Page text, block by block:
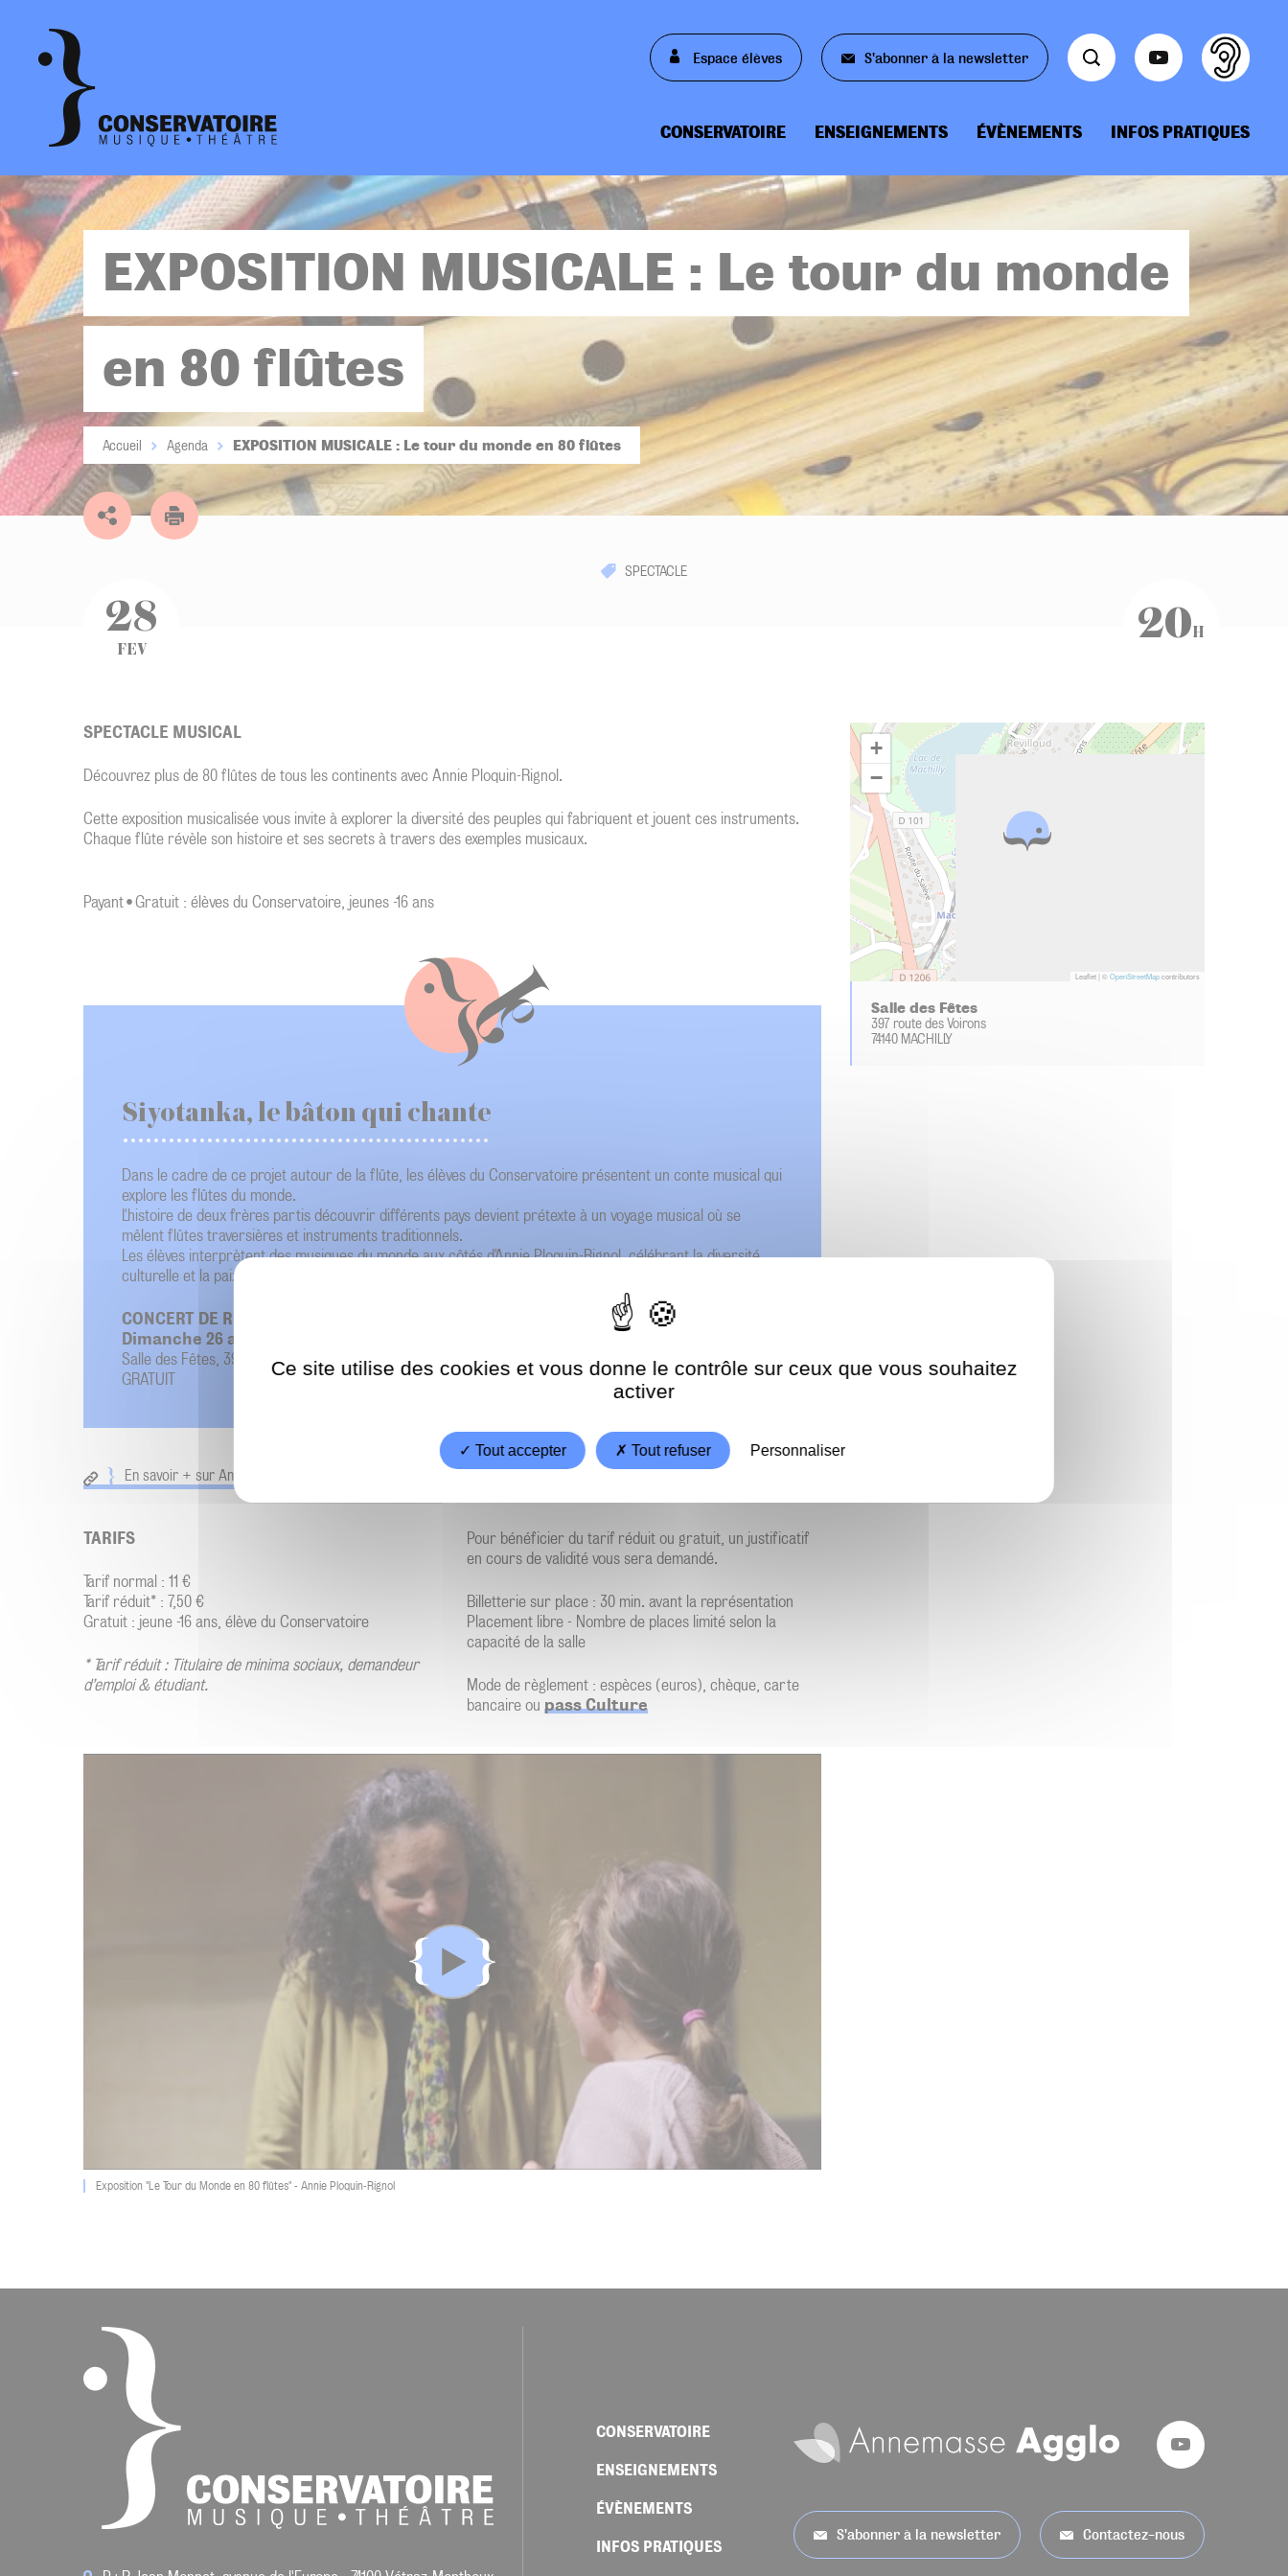
Aller
au
contenu
principal
navigation
CONSERVATOIRE ENSEIGNEMENTS ÉVÈNEMENTS INFOS PRATIQUES
Espace élèves S'abonner à la newsletter
EXPOSITION MUSICALE : Le tour du monde
en 80 flûtes
Accueil Agenda EXPOSITION MUSICALE : Le tour du monde en 80 flûtes
SPECTACLE
28
FEV
20H
SPECTACLE MUSICAL
Découvrez plus de 80 flûtes de tous les continents avec Annie Ploquin-Rignol.
Cette exposition musicalisée vous invite à explorer la diversité des peuples qui fabriquent et jouent ces instruments.
Chaque flûte révèle son histoire et ses secrets à travers des exemples musicaux.
Payant • Gratuit : élèves du Conservatoire, jeunes -16 ans
Siyotanka, le bâton qui chante
Dans le cadre de ce projet autour de la flûte, les élèves du Conservatoire présentent un conte musical qui
explore les flûtes du monde.
L'histoire de deux frères partis découvrir différents pays devient prétexte à un voyage musical où se
mêlent flûtes traversières et instruments traditionnels.
Les élèves interprètent des musiques du monde aux côtés d'Annie Ploquin-Rignol, célébrant la diversité
culturelle et la paix.
CONCERT DE RESTITUTION DES ELEVES
Dimanche 26 avril • 17h00
Salle des Fêtes, 397 route des Voirons - MACHILLY
GRATUIT
En savoir + sur Annie Ploquin-Rignol
TARIFS
Tarif normal : 11 €
Tarif réduit* : 7,50 €
Gratuit : jeune -16 ans, élève du Conservatoire
* Tarif réduit : Titulaire de minima sociaux, demandeur
d’emploi & étudiant.
Pour bénéficier du tarif réduit ou gratuit, un justificatif
en cours de validité vous sera demandé.
Billetterie sur place : 30 min. avant la représentation
Placement libre - Nombre de places limité selon la
capacité de la salle
Mode de règlement : espèces (euros), chèque, carte
bancaire ou pass Culture
Exposition "Le Tour du Monde en 80 flûtes" - Annie Ploquin-Rignol
+
−
Leaflet | ©OpenStreetMapcontributors
Salle des Fêtes
397 route des Voirons
74140 MACHILLY
CONSERVATOIRE
ENSEIGNEMENTS
ÉVÈNEMENTS
INFOS PRATIQUES
S'abonner à la newsletter Contactez-nous
Panneau de gestion des cookies
Ce site utilise des cookies et vous donne le contrôle sur ceux que vous souhaitez
activer
Tout accepter Tout refuser Personnaliser